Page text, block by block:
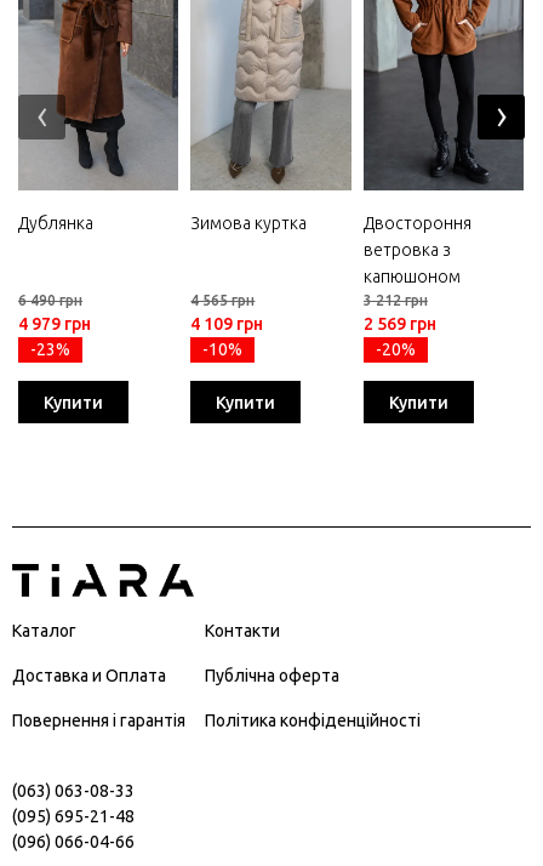
Дублянка
6 490 грн
4 979 грн
-23%
Купити
Зимова куртка
4 565 грн
4 109 грн
-10%
Купити
Двостороння
ветровка з
капюшоном
3 212 грн
2 569 грн
-20%
Купити
‹ ›
Каталог
Доставка и Оплата
Повернення і гарантія
Контакти
Публічна оферта
Політика конфіденційності
(063) 063-08-33
(095) 695-21-48
(096) 066-04-66